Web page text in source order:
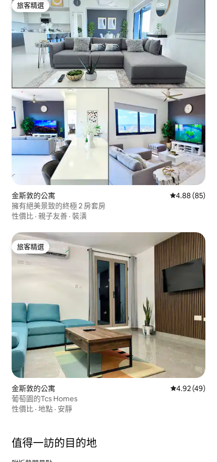
旅客精選
旅客精選
金斯敦的公寓 從 85 則評價
4.88 (85)
擁有絕美景致的終極 2 房套房
性價比 · 親子友善 · 裝潢
旅客精選
旅客精選
金斯敦的公寓 從 49 則評價
4.92 (49)
葡萄園的Tcs Homes
性價比 · 地點 · 安靜
值得一訪的目的地